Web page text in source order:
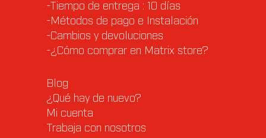
-Tiempo de entrega : 10 días
-Métodos de pago e Instalación
-Cambios y devoluciones
-¿Cómo comprar en Matrix store?
Blog
¿Qué hay de nuevo?
Mi cuenta
Trabaja con nosotros